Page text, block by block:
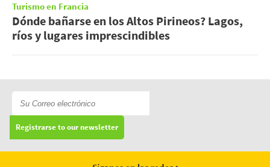
Turismo en Francia
Dónde bañarse en los Altos Pirineos? Lagos,
ríos y lugares imprescindibles
Registrarse to our newsletter